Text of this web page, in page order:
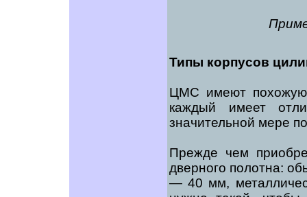
Типы корпусов
ЦМС имеют похожую
каждый имеет
значительной мере
Прежде чем
дверного полотна:
— 40 мм,